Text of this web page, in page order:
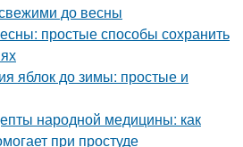
до весны
простые способы сохранить
яблок до зимы: простые и
народной медицины: как
при простуде